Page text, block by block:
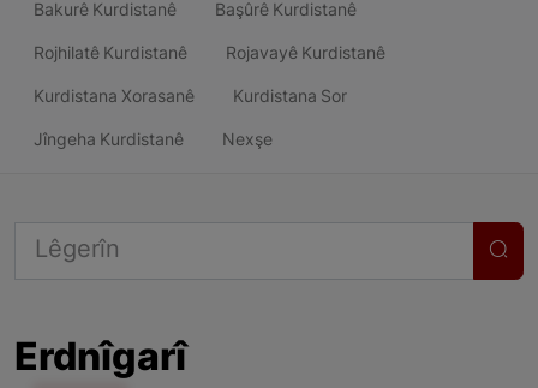
Bakurê Kurdistanê Başûrê Kurdistanê
Rojhilatê Kurdistanê Rojavayê Kurdistanê
Kurdistana Xorasanê Kurdistana Sor
Jîngeha Kurdistanê Nexşe
Erdnîgarî